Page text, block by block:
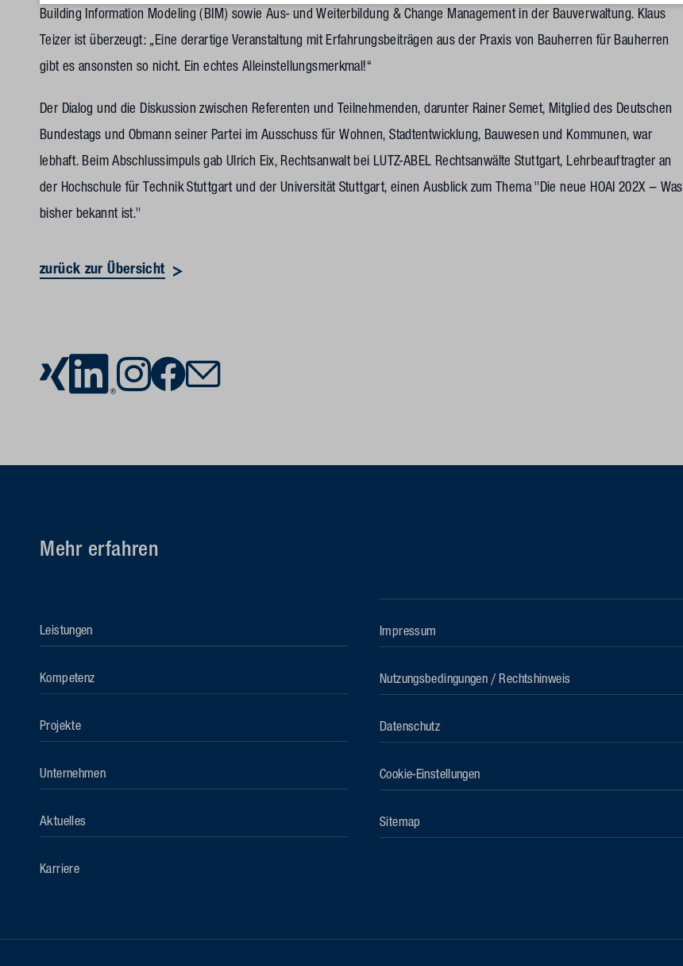
Building Information Modeling (BIM) sowie Aus- und Weiterbildung & Change Management in der Bauverwaltung. Klaus
Teizer ist überzeugt: „Eine derartige Veranstaltung mit Erfahrungsbeiträgen aus der Praxis von Bauherren für Bauherren
gibt es ansonsten so nicht. Ein echtes Alleinstellungsmerkmal!“
Der Dialog und die Diskussion zwischen Referenten und Teilnehmenden, darunter Rainer Semet, Mitglied des Deutschen
Bundestags und Obmann seiner Partei im Ausschuss für Wohnen, Stadtentwicklung, Bauwesen und Kommunen, war
lebhaft. Beim Abschlussimpuls gab Ulrich Eix, Rechtsanwalt bei LUTZ-ABEL Rechtsanwälte Stuttgart, Lehrbeauftragter an
der Hochschule für Technik Stuttgart und der Universität Stuttgart, einen Ausblick zum Thema "Die neue HOAI 202X – Was
bisher bekannt ist."
zurück zur Übersicht
Mehr erfahren
Leistungen
Kompetenz
Projekte
Unternehmen
Aktuelles
Karriere
Impressum
Nutzungsbedingungen / Rechtshinweis
Datenschutz
Cookie-Einstellungen
Sitemap